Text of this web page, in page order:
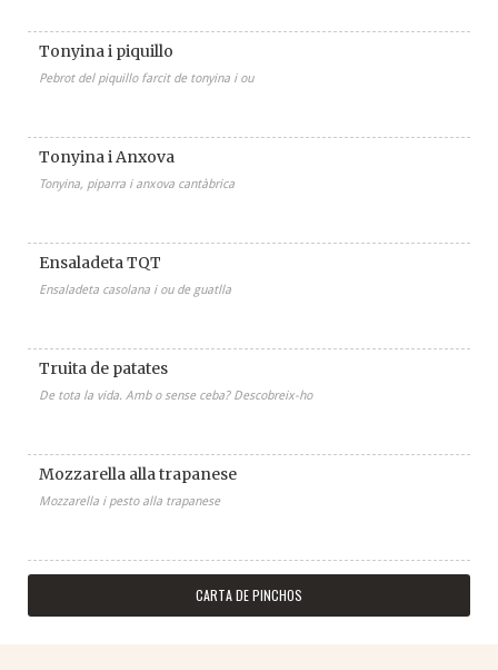
Tonyina i piquillo
Pebrot del piquillo farcit de tonyina i ou
Tonyina i Anxova
Tonyina, piparra i anxova cantàbrica
Ensaladeta TQT
Ensaladeta casolana i ou de guatlla
Truita de patates
De tota la vida. Amb o sense ceba? Descobreix-ho
Mozzarella alla trapanese
Mozzarella i pesto alla trapanese
CARTA DE PINCHOS